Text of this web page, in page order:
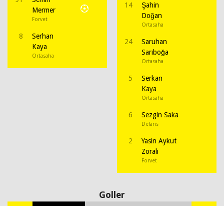
Mermer
Forvet
8
Serhan
Kaya
Ortasaha
14
Şahin
Doğan
Ortasaha
24
Saruhan
Sarıboğa
Ortasaha
5
Serkan
Kaya
Ortasaha
6 Sezgin Saka
Defans
2
Yasin Aykut
Zoralı
Forvet
Goller